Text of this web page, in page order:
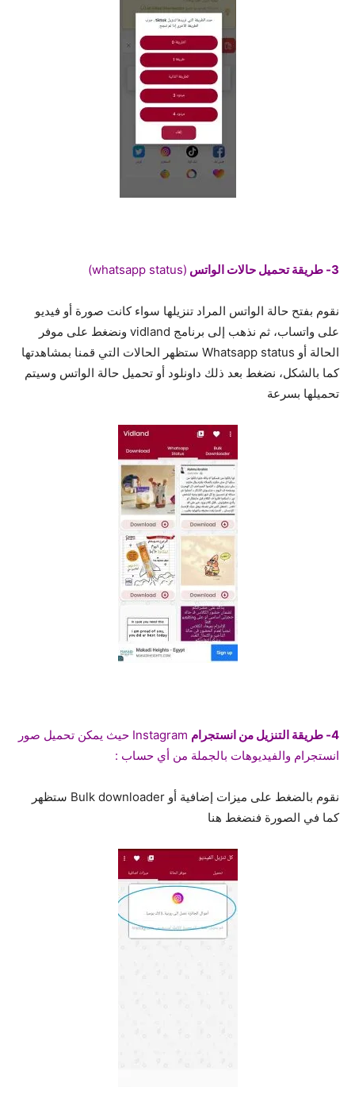
3- طريقة تحميل حالات الواتس (whatsapp status)
نقوم بفتح حالة الواتس المراد تنزيلها سواء كانت صورة أو فيديو
على واتساب، ثم نذهب إلى برنامج vidland ونضغط على موفر
الحالة أو Whatsapp status ستظهر الحالات التي قمنا بمشاهدتها
كما بالشكل، نضغط بعد ذلك داونلود أو تحميل حالة الواتس وسيتم
تحميلها بسرعة
4- طريقة التنزيل من انستجرام
Instagram حيث يمكن تحميل صور
انستجرام والفيديوهات بالجملة من أي حساب :
نقوم بالضغط على ميزات إضافية أو Bulk downloader ستظهر
كما في الصورة فنضغط هنا